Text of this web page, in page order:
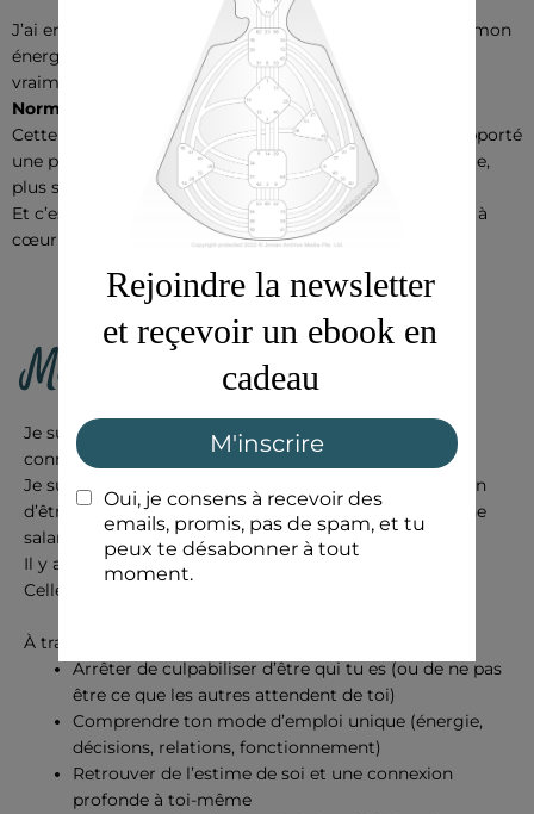
J’ai enfin pu arrêter de me juger. J’ai appris à respecter mon
énergie, à prendre des décisions qui me correspondent
vraiment, et surtout à me sentir
normale
Normale dans ma différence.
Cette expérience a tout changé dans ma vie. Elle m’a apporté
une paix intérieure profonde et une confiance plus calme,
plus solide.
Et c’est cette même transformation que j’ai aujourd’hui à
cœur de transmettre.
Ma mission
Je suis convaincue que chaque femme mérite de se
connaître vraiment.
Je suis convaincue qu’il n’y a pas une seule bonne façon
d’être une femme, une mère, une entrepreneure ou une
salariée.
Il y a
façon.
Celle qui est juste pour toi.
À travers le Human Design, je t’aide à :
Arrêter de culpabiliser d’être qui tu es (ou de ne pas
être ce que les autres attendent de toi)
Comprendre ton mode d’emploi unique (énergie,
décisions, relations, fonctionnement)
Retrouver de l’estime de soi et une connexion
profonde à toi-même